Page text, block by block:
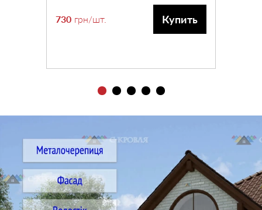
730 грн/шт. Купить